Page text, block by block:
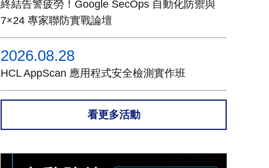
終結告警疲勞！Google SecOps 自動化防禦與
7×24 專家聯防實戰論壇
2026.08.28
HCL AppScan 應用程式安全檢測實作班
看更多活動